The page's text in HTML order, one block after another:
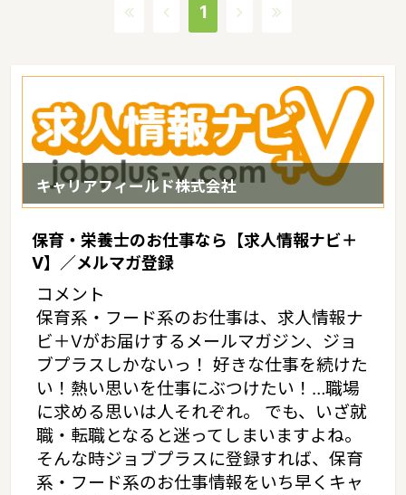
現在）福島県の市町村は59。福島県に通っている線：JR常磐線・
交通飯坂線・会津鉄道福島県の家賃相場：6.3万円（2017年10月賃
貸住宅 D-room調べ）
1
キャリアフィールド株式会社
保育・栄養士のお仕事なら【求人情報ナビ＋
V】／メルマガ登録
コメント
保育系・フード系のお仕事は、求人情報ナ
ビ＋Vがお届けするメールマガジン、ジョ
ブプラスしかないっ！ 好きな仕事を続けた
い！熱い思いを仕事にぶつけたい！…職場
に求める思いは人それぞれ。 でも、いざ就
職・転職となると迷ってしまいますよね。
そんな時ジョブプラスに登録すれば、保育
系・フード系のお仕事情報をいち早くキャ